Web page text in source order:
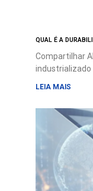
QUAL É A
Compartilhar
industrializado
LEIA MAIS